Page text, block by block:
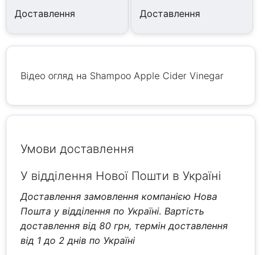
Доставлення Доставлення
Відео огляд на Shampoo Apple Cider Vinegar
Умови доставлення
У відділення Нової Пошти в Україні
Доставлення замовлення компанією Нова
Пошта у відділення по Україні. Вартість
доставлення від 80 грн, термін доставлення
від 1 до 2 днів по Україні